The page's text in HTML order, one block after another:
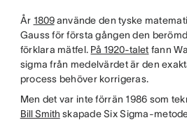
År 1809använde den tyske
Gauss för första gången den
förklara mätfel. På 1920-talet fann
sigma från medelvärdet är den
process behöver korrigeras.
Men det var inte förrän 1986 som
Bill Smith skapade Six Sigma-